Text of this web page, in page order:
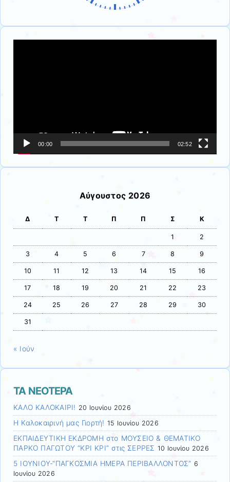
00:00 02:52
Αύγουστος 2026
Δ Τ Τ Π Π Σ Κ
1 2
3 4 5 6 7 8 9
10 11 12 13 14 15 16
17 18 19 20 21 22 23
24 25 26 27 28 29 30
31
« Ιούν
ΤΑ ΝΕΟΤΕΡΑ
ΚΑΛΟ ΚΑΛΟΚΑΙΡΙ! 20 Ιουνίου 2026
Η Καλοκαιρινή μας Γιορτή! 15 Ιουνίου 2026
ΕΚΠΑΙΔΕΥΤΙΚΗ ΕΚΔΡΟΜΗ στο ΜΟΥΣΕΙΟ & ΘΕΜΑΤΙΚΟ
ΠΑΡΚΟ ΠΑΓΩΤΟΥ “ΚΡΙ ΚΡΙ” στις ΣΕΡΡΕΣ 10 Ιουνίου 2026
5 ΙΟΥΝΙΟΥ-“ΠΑΓΚΟΣΜΙΑ ΗΜΕΡΑ ΠΕΡΙΒΑΛΛΟΝΤΟΣ” 6
Ιουνίου 2026